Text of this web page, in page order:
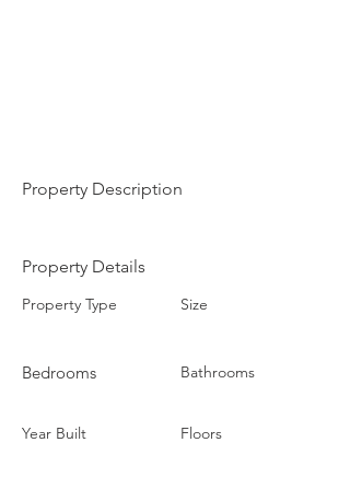
Property Description
Property Details
Property Type
Bedrooms
Year Built
Size
Bathrooms
Floors